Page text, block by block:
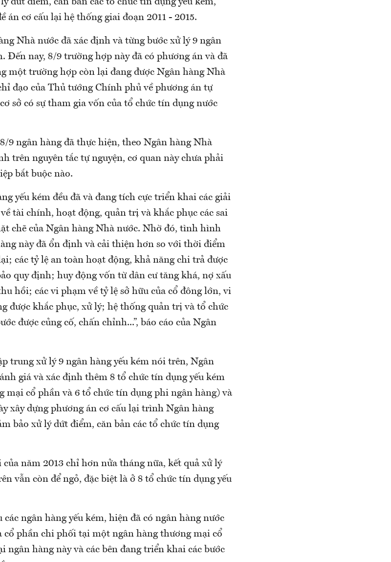
dứt điểm, căn bản các tổ chức tín dụng yếu kém,
án cơ cấu lại hệ thống giai đoạn 2011 - 2015.
Nhà nước đã xác định và từng bước xử lý 9 ngân
Đến nay, 8/9 trường hợp này đã có phương án và đã
một trường hợp còn lại đang được Ngân hàng Nhà
đạo của Thủ tướng Chính phủ về phương án tự
sở có sự tham gia vốn của tổ chức tín dụng nước
9 ngân hàng đã thực hiện, theo Ngân hàng Nhà
trên nguyên tắc tự nguyện, cơ quan này chưa phải
bắt buộc nào.
yếu kém đều đã và đang tích cực triển khai các giải
tài chính, hoạt động, quản trị và khắc phục các sai
chẽ của Ngân hàng Nhà nước. Nhờ đó, tình hình
này đã ổn định và cải thiện hơn so với thời điểm
các tỷ lệ an toàn hoạt động, khả năng chi trả được
quy định; huy động vốn từ dân cư tăng khá, nợ xấu
hồi; các vi phạm về tỷ lệ sở hữu của cổ đông lớn, vi
được khắc phục, xử lý; hệ thống quản trị và tổ chức
được củng cố, chấn chỉnh...”, báo cáo của Ngân
trung xử lý 9 ngân hàng yếu kém nói trên, Ngân
giá và xác định thêm 8 tổ chức tín dụng yếu kém
mại cổ phần và 6 tổ chức tín dụng phi ngân hàng) và
xây dựng phương án cơ cấu lại trình Ngân hàng
bảo xử lý dứt điểm, căn bản các tổ chức tín dụng
năm 2013 chỉ hơn nửa tháng nữa, kết quả xử lý
vẫn còn để ngỏ, đặc biệt là ở 8 tổ chức tín dụng yếu
ngân hàng yếu kém, hiện đã có ngân hàng nước
cổ phần chi phối tại một ngân hàng thương mại cổ
ngân hàng này và các bên đang triển khai các bước